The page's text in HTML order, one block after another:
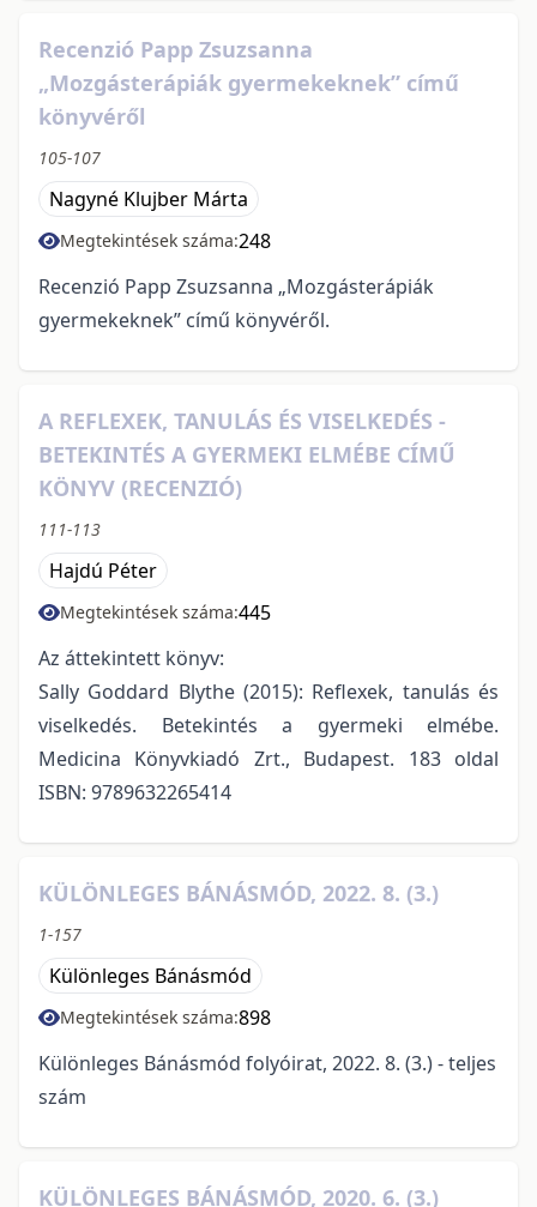
Recenzió Papp Zsuzsanna
„Mozgásterápiák gyermekeknek” című
könyvéről
105-107
Nagyné Klujber Márta
Megtekintések száma:248
Recenzió Papp Zsuzsanna „Mozgásterápiák
gyermekeknek” című könyvéről.
A REFLEXEK, TANULÁS ÉS VISELKEDÉS -
BETEKINTÉS A GYERMEKI ELMÉBE CÍMŰ
KÖNYV (RECENZIÓ)
111-113
Hajdú Péter
Megtekintések száma:445
Az áttekintett könyv:
Sally Goddard Blythe (2015): Reflexek, tanulás és
viselkedés. Betekintés a gyermeki elmébe.
Medicina Könyvkiadó Zrt., Budapest. 183 oldal
ISBN: 9789632265414
KÜLÖNLEGES BÁNÁSMÓD, 2022. 8. (3.)
1-157
Különleges Bánásmód
Megtekintések száma:898
Különleges Bánásmód folyóirat, 2022. 8. (3.) - teljes
szám
KÜLÖNLEGES BÁNÁSMÓD, 2020. 6. (3.)